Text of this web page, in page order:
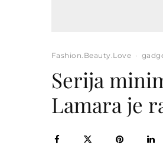
Fashion.Beauty.Love ·
Serija
Lamara je